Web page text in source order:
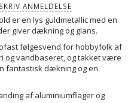
SKRIV ANMELDELSE
er en lys guldmetallic med en
giver dækning og glans.
følgesvend for hobbyfolk af
og vandbaseret, og takket være
fantastisk dækning og en
af aluminiumflager og